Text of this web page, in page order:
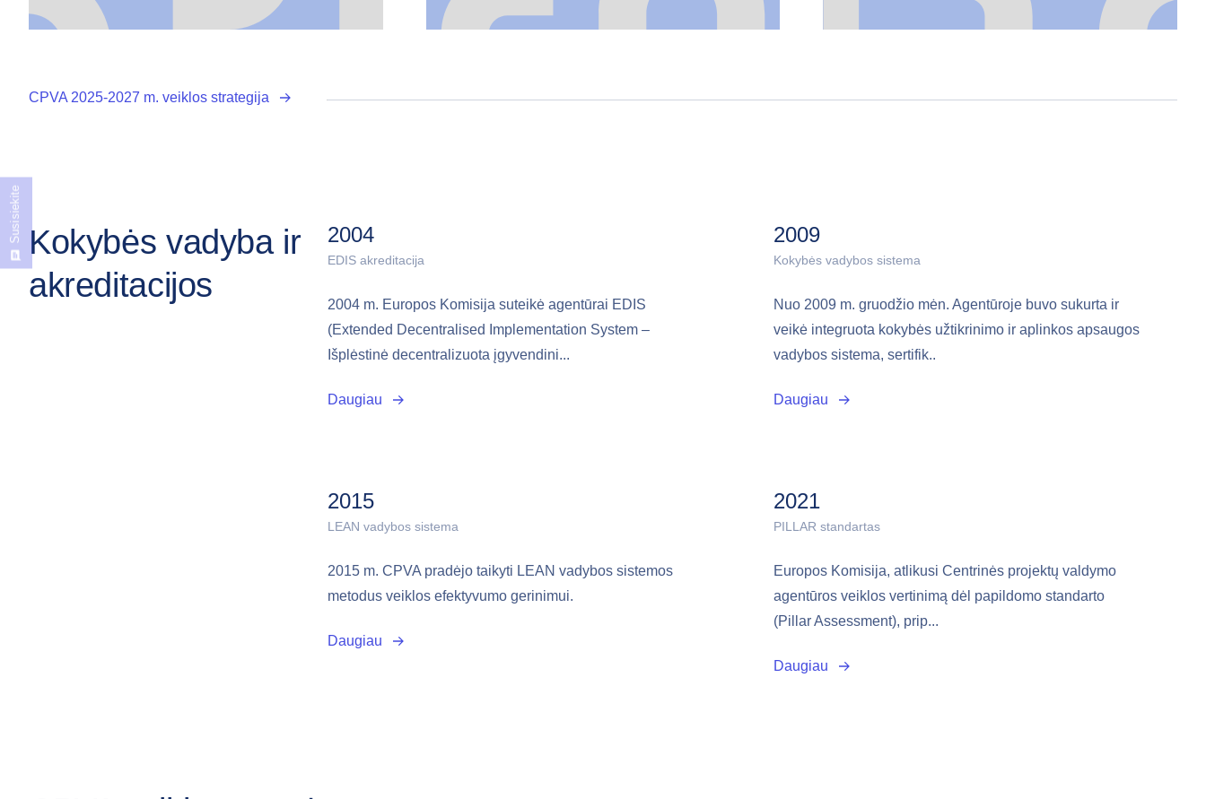
CPVA 2025-2027 m. veiklos strategija
Kokybės vadyba ir
akreditacijos
2004
EDIS akreditacija
2004 m. Europos Komisija suteikė agentūrai EDIS
(Extended Decentralised Implementation System –
Išplėstinė decentralizuota įgyvendini...
Daugiau
2009
Kokybės vadybos sistema
Nuo 2009 m. gruodžio mėn. Agentūroje buvo sukurta ir
veikė integruota kokybės užtikrinimo ir aplinkos apsaugos
vadybos sistema, sertifik..
Daugiau
2015
LEAN vadybos sistema
2015 m. CPVA pradėjo taikyti LEAN vadybos sistemos
metodus veiklos efektyvumo gerinimui.
Daugiau
2021
PILLAR standartas
Europos Komisija, atlikusi Centrinės projektų valdymo
agentūros veiklos vertinimą dėl papildomo standarto
(Pillar Assessment), prip...
Daugiau
Susisiekite